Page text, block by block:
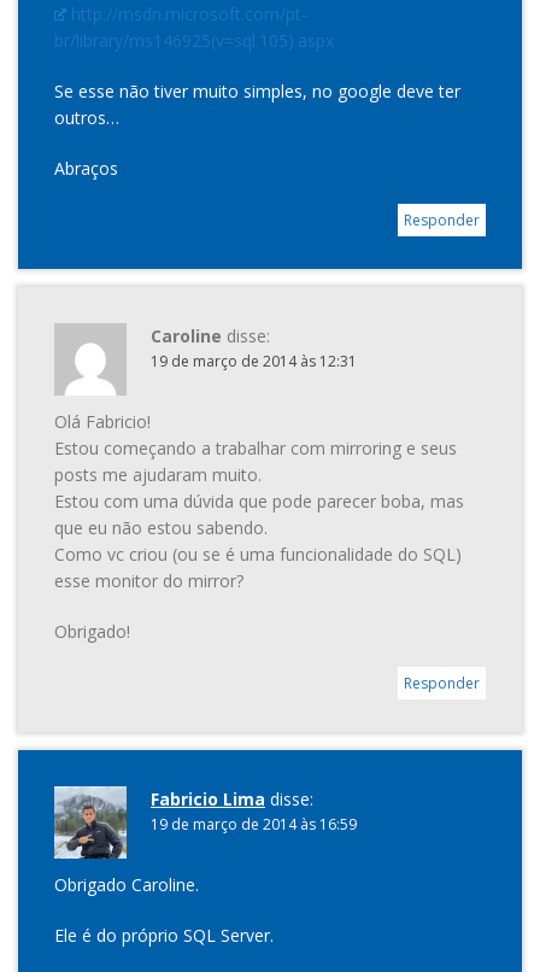
http://msdn.microsoft.com/pt-
br/library/ms146925(v=sql.105).aspx
Se esse não tiver muito simples, no google deve ter
outros…
Abraços
Responder
Caroline disse:
19 de março de 2014 às 12:31
Olá Fabricio!
Estou começando a trabalhar com mirroring e seus
posts me ajudaram muito.
Estou com uma dúvida que pode parecer boba, mas
que eu não estou sabendo.
Como vc criou (ou se é uma funcionalidade do SQL)
esse monitor do mirror?
Obrigado!
Responder
Fabricio Lima disse:
19 de março de 2014 às 16:59
Obrigado Caroline.
Ele é do próprio SQL Server.